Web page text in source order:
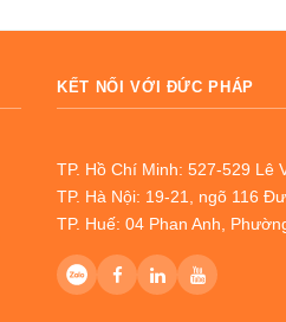
KẾT NỐI VỚI ĐỨC PHÁP
TP. Hồ Chí Minh: 527-529 Lê
TP. Hà Nội: 19-21, ngõ 116
TP. Huế: 04 Phan Anh,